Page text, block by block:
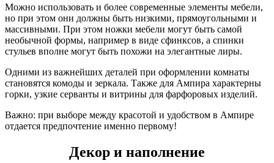
Можно использовать и более современные элементы мебели,
но при этом они должны быть низкими, прямоугольными и
массивными. При этом ножки мебели могут быть самой
необычной формы, например в виде сфинксов, а спинки
стульев вполне могут быть похожи на элегантные лиры.
Одними из важнейших деталей при оформлении комнаты
становятся комоды и зеркала. Также для Ампира характерны
горки, узкие серванты и витрины для фарфоровых изделий.
Важно: при выборе между красотой и удобством в Ампире
отдается предпочтение именно первому!
Декор и наполнение